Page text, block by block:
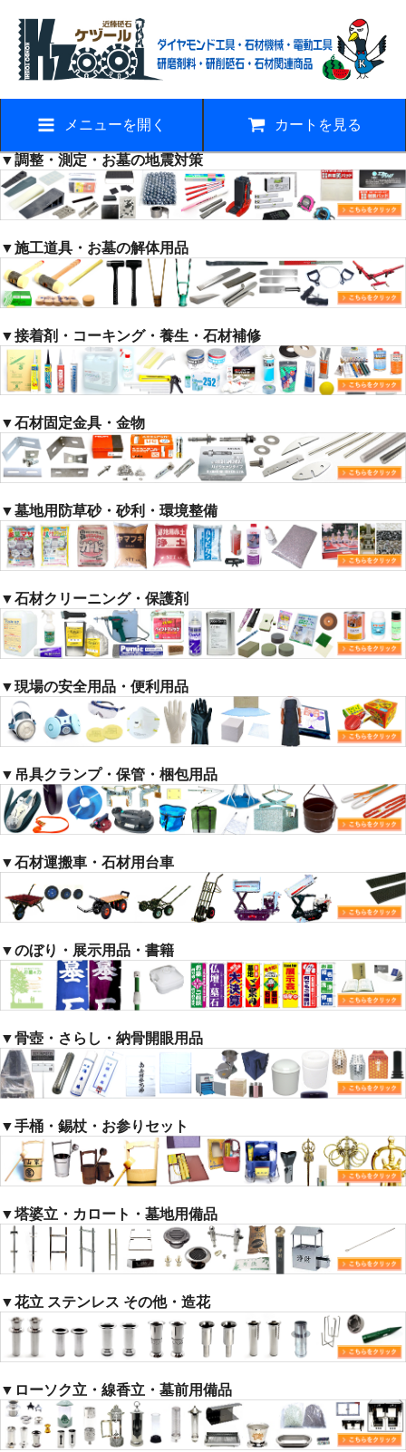
メニューを開く カートを見る
▼調整・測定・お墓の地震対策
▼施工道具・お墓の解体用品
▼接着剤・コーキング・養生・石材補修
▼石材固定金具・金物
▼墓地用防草砂・砂利・環境整備
▼石材クリーニング・保護剤
▼現場の安全用品・便利用品
▼吊具クランプ・保管・梱包用品
▼石材運搬車・石材用台車
▼のぼり・展示用品・書籍
▼骨壺・さらし・納骨開眼用品
▼手桶・錫杖・お参りセット
▼塔婆立・カロート・墓地用備品
▼花立 ステンレス その他・造花
▼ローソク立・線香立・墓前用備品